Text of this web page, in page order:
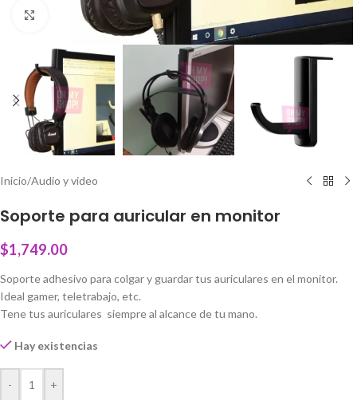
Click to enlarge
Inicio/Audio y video
Soporte para auricular en monitor
$1,749.00
Soporte adhesivo para colgar y guardar tus auriculares en el monitor.
Ideal gamer, teletrabajo, etc.
Tene tus auriculares siempre al alcance de tu mano.
Hay existencias
- +